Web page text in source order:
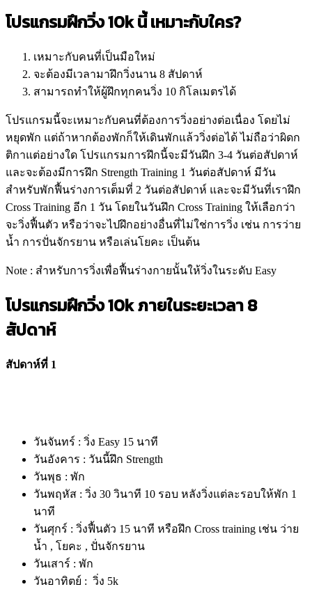
โปรแกรมฝึกวิ่ง 10k นี้ เหมาะกับใคร?
เหมาะกับคนที่เป็นมือใหม่
จะต้องมีเวลามาฝึกวิ่งนาน 8 สัปดาห์
สามารถทำให้ผู้ฝึกทุกคนวิ่ง 10 กิโลเมตรได้
โปรแกรมนี้จะเหมาะกับคนที่ต้องการวิ่งอย่างต่อเนื่อง โดยไม่
หยุดพัก แต่ถ้าหากต้องพักก็ให้เดินพักแล้ววิ่งต่อได้ ไม่ถือว่าผิดก
ติกาแต่อย่างใด โปรแกรมการฝึกนี้จะมีวันฝึก 3-4 วันต่อสัปดาห์
และจะต้องมีการฝึก Strength Training 1 วันต่อสัปดาห์ มีวัน
สำหรับพักฟื้นร่างการเต็มที่ 2 วันต่อสัปดาห์ และจะมีวันที่เราฝึก
Cross Training อีก 1 วัน โดยในวันฝึก Cross Training ให้เลือกว่า
จะวิ่งฟื้นตัว หรือว่าจะไปฝึกอย่างอื่นที่ไม่ใช่การวิ่ง เช่น การว่าย
น้ำ การปั่นจักรยาน หรือเล่นโยคะ เป็นต้น
Note : สำหรับการวิ่งเพื่อฟื้นร่างกายนั้นให้วิ่งในระดับ Easy
โปรแกรมฝึกวิ่ง 10k ภายในระยะเวลา 8
สัปดาห์
สัปดาห์ที่ 1
วันจันทร์ : วิ่ง Easy 15 นาที
วันอังคาร : วันนี้ฝึก Strength
วันพุธ : พัก
วันพฤหัส : วิ่ง 30 วินาที 10 รอบ หลังวิ่งแต่ละรอบให้พัก 1
นาที
วันศุกร์ : วิ่งฟื้นตัว 15 นาที หรือฝึก Cross training เช่น ว่าย
น้ำ , โยคะ , ปั่นจักรยาน
วันเสาร์ : พัก
วันอาทิตย์ : วิ่ง 5k